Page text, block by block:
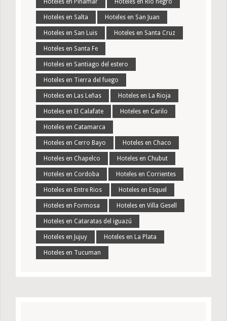
Hoteles en Pinamar Hoteles en Rio negro
Hoteles en Salta Hoteles en San Juan
Hoteles en San Luis Hoteles en Santa Cruz
Hoteles en Santa Fe
Hoteles en Santiago del estero
Hoteles en Tierra del fuego
Hoteles en Las Leñas Hoteles en La Rioja
Hoteles en El Calafate Hoteles en Carilo
Hoteles en Catamarca
Hoteles en Cerro Bayo Hoteles en Chaco
Hoteles en Chapelco Hoteles en Chubut
Hoteles en Cordoba Hoteles en Corrientes
Hoteles en Entre Rios Hoteles en Esquel
Hoteles en Formosa Hoteles en Villa Gesell
Hoteles en Cataratas del iguazú
Hoteles en Jujuy Hoteles en La Plata
Hoteles en Tucuman